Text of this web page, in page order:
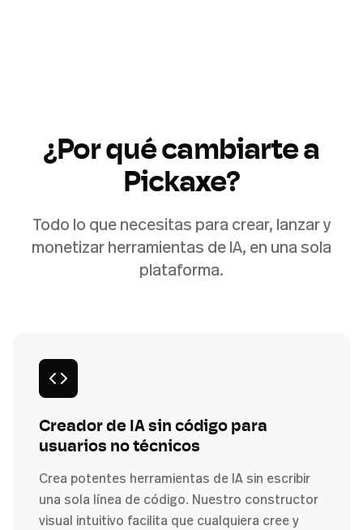
¿Por qué cambiarte a
Pickaxe?
Todo lo que necesitas para crear, lanzar y
monetizar herramientas de IA, en una sola
plataforma.
Creador de IA sin código para
usuarios no técnicos
Crea potentes herramientas de IA sin escribir
una sola línea de código. Nuestro constructor
visual intuitivo facilita que cualquiera cree y